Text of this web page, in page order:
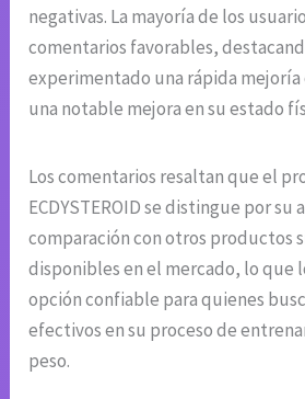
negativas. La mayoría de los
comentarios favorables,
experimentado una rápida mejoría
una notable mejora en su estado
Los comentarios resaltan que el
ECDYSTEROID se distingue por su
comparación con otros productos
disponibles en el mercado, lo que
opción confiable para quienes
efectivos en su proceso de
peso.